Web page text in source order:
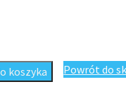
Kia Optima
koszyka Powrót do